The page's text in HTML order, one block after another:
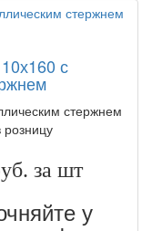
с
стержнем
розницу
за шт
у